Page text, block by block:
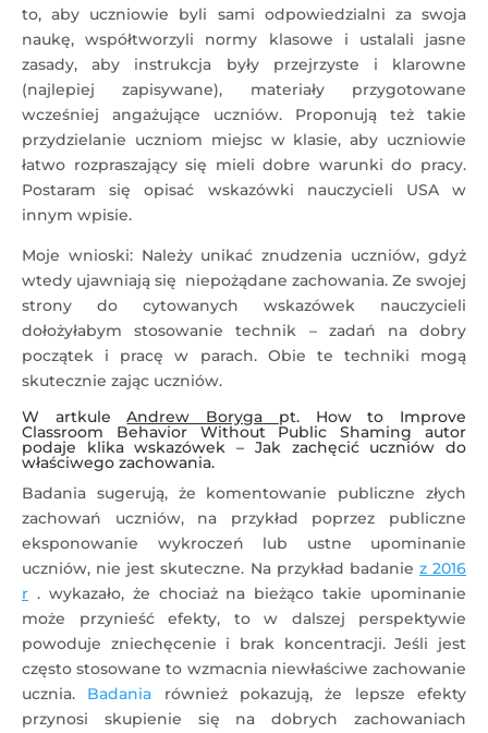
to, aby uczniowie byli sami odpowiedzialni za swoja
naukę, współtworzyli normy klasowe i ustalali jasne
zasady, aby instrukcja były przejrzyste i klarowne
(najlepiej zapisywane), materiały przygotowane
wcześniej angażujące uczniów. Proponują też takie
przydzielanie uczniom miejsc w klasie, aby uczniowie
łatwo rozpraszający się mieli dobre warunki do pracy.
Postaram się opisać wskazówki nauczycieli USA w
innym wpisie.
Moje wnioski: Należy unikać znudzenia uczniów, gdyż
wtedy ujawniają się niepożądane zachowania. Ze swojej
strony do cytowanych wskazówek nauczycieli
dołożyłabym stosowanie technik – zadań na dobry
początek i pracę w parach. Obie te techniki mogą
skutecznie zając uczniów.
W artkule Andrew Boryga pt. How to Improve
Classroom Behavior Without Public Shaming autor
podaje klika wskazówek – Jak zachęcić uczniów do
właściwego zachowania.
Badania sugerują, że komentowanie publiczne złych
zachowań uczniów, na przykład poprzez publiczne
eksponowanie wykroczeń lub ustne upominanie
uczniów, nie jest skuteczne. Na przykład badanie z 2016
r . wykazało, że chociaż na bieżąco takie upominanie
może przynieść efekty, to w dalszej perspektywie
powoduje zniechęcenie i brak koncentracji. Jeśli jest
często stosowane to wzmacnia niewłaściwe zachowanie
ucznia. Badania również pokazują, że lepsze efekty
przynosi skupienie się na dobrych zachowaniach